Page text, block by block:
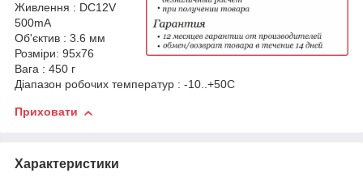
Живлення : DC12V
500mA
Об'єктив : 3.6 мм
Розміри: 95x76
Вага : 450 г
Діапазон робочих температур : -10..+50С
Приховати
Характеристики